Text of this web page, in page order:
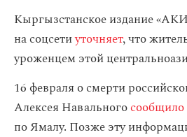
Кыргызстанское издание
на соцсетиуточняет, что
уроженцем этой
16 февраля о смерти
Алексея Навальногосообщило
по Ямалу. Позже эту